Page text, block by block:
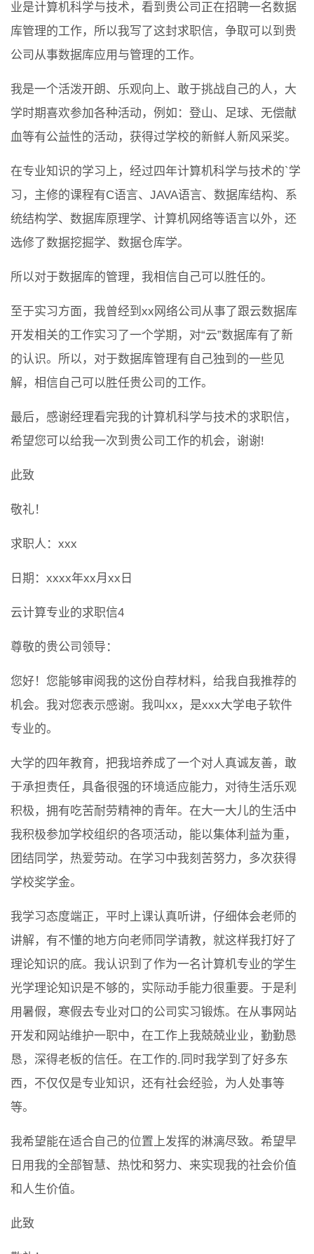
业是计算机科学与技术，看到贵公司正在招聘一名数据
库管理的工作，所以我写了这封求职信，争取可以到贵
公司从事数据库应用与管理的工作。
我是一个活泼开朗、乐观向上、敢于挑战自己的人，大
学时期喜欢参加各种活动，例如：登山、足球、无偿献
血等有公益性的活动，获得过学校的新鲜人新风采奖。
在专业知识的学习上，经过四年计算机科学与技术的`学
习，主修的课程有C语言、JAVA语言、数据库结构、系
统结构学、数据库原理学、计算机网络等语言以外，还
选修了数据挖掘学、数据仓库学。
所以对于数据库的管理，我相信自己可以胜任的。
至于实习方面，我曾经到xx网络公司从事了跟云数据库
开发相关的工作实习了一个学期，对“云”数据库有了新
的认识。所以，对于数据库管理有自己独到的一些见
解，相信自己可以胜任贵公司的工作。
最后，感谢经理看完我的计算机科学与技术的求职信，
希望您可以给我一次到贵公司工作的机会，谢谢!
此致
敬礼！
求职人：xxx
日期：xxxx年xx月xx日
云计算专业的求职信4
尊敬的贵公司领导：
您好！您能够审阅我的这份自荐材料，给我自我推荐的
机会。我对您表示感谢。我叫xx，是xxx大学电子软件
专业的。
大学的四年教育，把我培养成了一个对人真诚友善，敢
于承担责任，具备很强的环境适应能力，对待生活乐观
积极，拥有吃苦耐劳精神的青年。在大一大儿的生活中
我积极参加学校组织的各项活动，能以集体利益为重，
团结同学，热爱劳动。在学习中我刻苦努力，多次获得
学校奖学金。
我学习态度端正，平时上课认真听讲，仔细体会老师的
讲解，有不懂的地方向老师同学请教，就这样我打好了
理论知识的底。我认识到了作为一名计算机专业的学生
光学理论知识是不够的，实际动手能力很重要。于是利
用暑假，寒假去专业对口的公司实习锻炼。在从事网站
开发和网站维护一职中，在工作上我兢兢业业，勤勤恳
恳，深得老板的信任。在工作的.同时我学到了好多东
西，不仅仅是专业知识，还有社会经验，为人处事等
等。
我希望能在适合自己的位置上发挥的淋漓尽致。希望早
日用我的全部智慧、热忱和努力、来实现我的社会价值
和人生价值。
此致